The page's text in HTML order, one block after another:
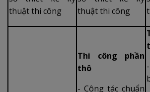
thuật thi công
thuật thi công
Thi công phần
thô
- Công tác chuẩn